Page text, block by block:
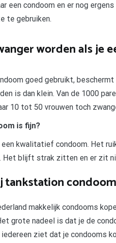
een condoom en er nog
te gebruiken.
worden als je
goed gebruikt,
is dan klein. Van de 1000
10 tot 50 vrouwen toch
is fijn?
een kwalitatief condoom. Het
Het blijft strak zitten en er zit
tankstation
makkelijk condooms
grote nadeel is dat je de
ziet dat je condooms